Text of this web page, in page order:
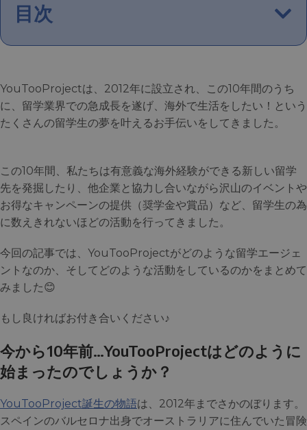
目次
YouTooProjectは、2012年に設立され、この10年間のうち
に、留学業界での急成長を遂げ、海外で生活をしたい！という
たくさんの留学生の夢を叶えるお手伝いをしてきました。
この10年間、私たちは有意義な海外経験ができる新しい留学
先を発掘したり、他企業と協力し合いながら沢山のイベントや
お得なキャンペーンの提供（奨学金や賞品）など、留学生の為
に数えきれないほどの活動を行ってきました。
今回の記事では、YouTooProjectがどのような留学エージェ
ントなのか、そしてどのような活動をしているのかをまとめて
みました😊
もし良ければお付き合いください♪
今から10年前…YouTooProjectはどのように
始まったのでしょうか？
YouTooProject誕生の物語は、2012年までさかのぼります。
スペインのバルセロナ出身でオーストラリアに住んでいた冒険